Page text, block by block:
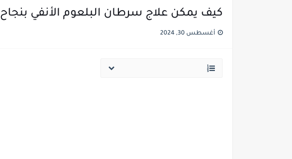
كيف يمكن علاج سرطان البلعوم الأنفي بنجاح
أغسطس 30, 2024